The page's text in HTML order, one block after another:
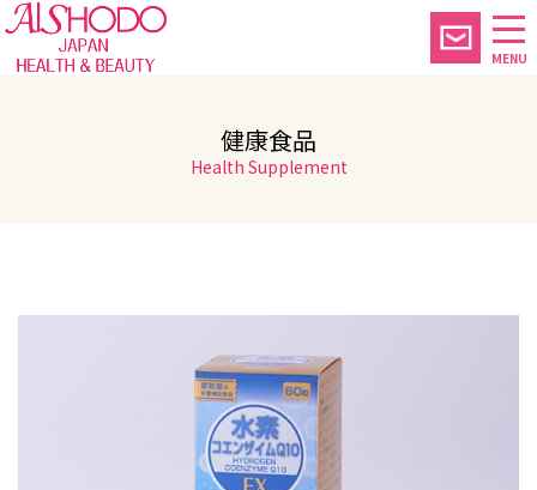
MENU
健康食品
Health Supplement